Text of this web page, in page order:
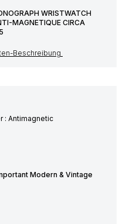
WRISTWATCH
MAGNETIQUE CIRCA
Beschreibung
: Antimagnetic
Modern & Vintage